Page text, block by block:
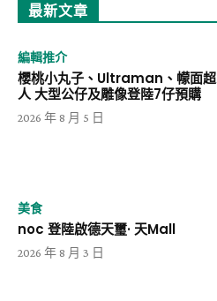
最新文章
編輯推介
櫻桃小丸子、Ultraman、幪面超
人 大型公仔及雕像登陸7仔預購
2026 年 8 月 5 日
美食
noc 登陸啟德天璽· 天Mall
2026 年 8 月 3 日